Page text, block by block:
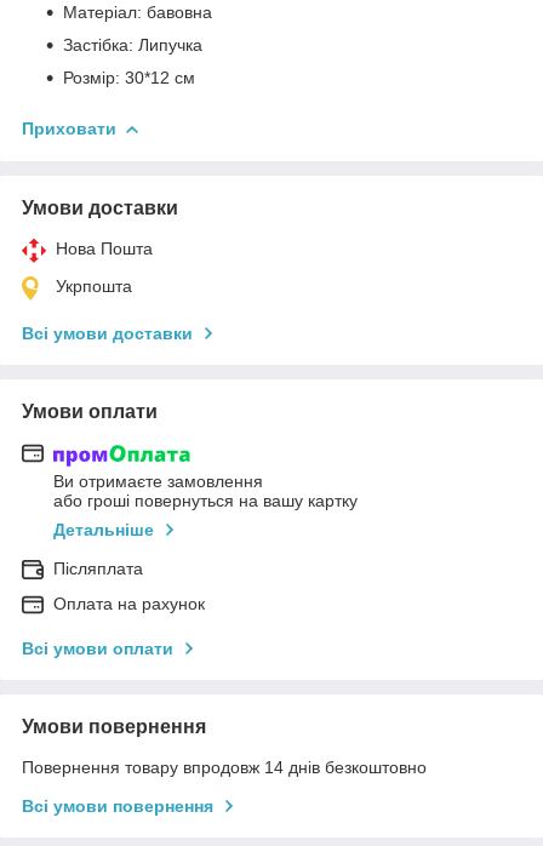
Матеріал: бавовна
Застібка: Липучка
Розмір: 30*12 см
Приховати
Умови доставки
Нова Пошта
Укрпошта
Всі умови доставки
Умови оплати
Ви отримаєте замовлення
або гроші повернуться на вашу картку
Детальніше
Післяплата
Оплата на рахунок
Всі умови оплати
Умови повернення
Повернення товару впродовж 14 днів безкоштовно
Всі умови повернення